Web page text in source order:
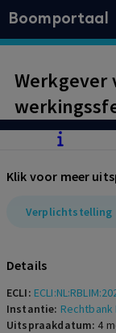
Boomportaal
Werkgever
verplicht
Klik voor meer
Verplichtstelling
Details
ECLI:
Instantie: Rechtbank
Uitspraakdatum: 4